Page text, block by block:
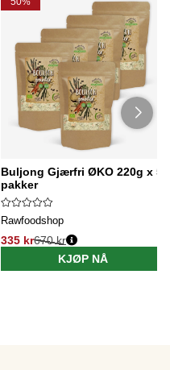
Buljong Gjærfri ØKO 220g x 5
pakker
Rawfoodshop
335 kr670 kr
KJØP NÅ